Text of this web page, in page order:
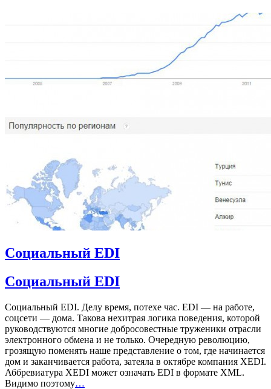
Социальный EDI
Социальный EDI
Социальный EDI. Делу время, потехе час. EDI — на работе,
соцсети — дома. Такова нехитрая логика поведения, которой
руководствуются многие добросовестные труженики отрасли
электронного обмена и не только. Очередную революцию,
грозящую поменять наше представление о том, где начинается
дом и заканчивается работа, затеяла в октябре компания XEDI.
Аббревиатура XEDI может означать EDI в формате XML.
Видимо поэтому…